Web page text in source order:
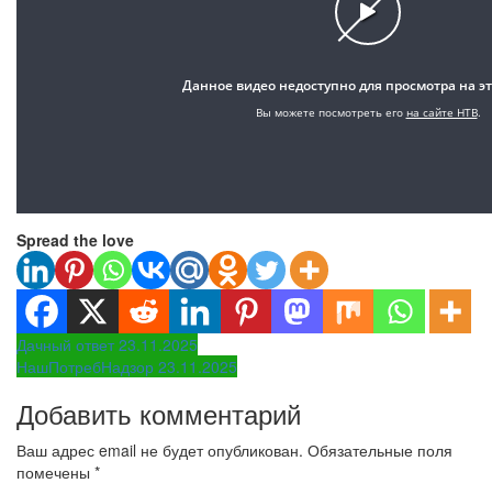
Spread the love
Навигация
по
записям
Дачный ответ 23.11.2025
НашПотребНадзор 23.11.2025
Добавить комментарий
Ваш адрес email не будет опубликован. Обязательные поля
помечены *